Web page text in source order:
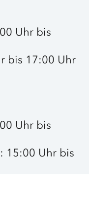
Uhr bis
bis 17:00 Uhr
Uhr bis
15:00 Uhr bis